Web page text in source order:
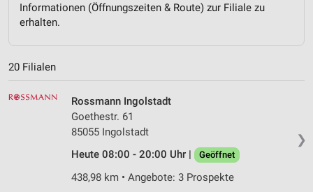
Informationen (Öffnungszeiten & Route) zur Filiale zu
erhalten.
20 Filialen
❯
Rossmann Ingolstadt
Goethestr. 61
85055 Ingolstadt
Heute 08:00 - 20:00 Uhr |
Geöffnet
438,98 km • Angebote: 3 Prospekte